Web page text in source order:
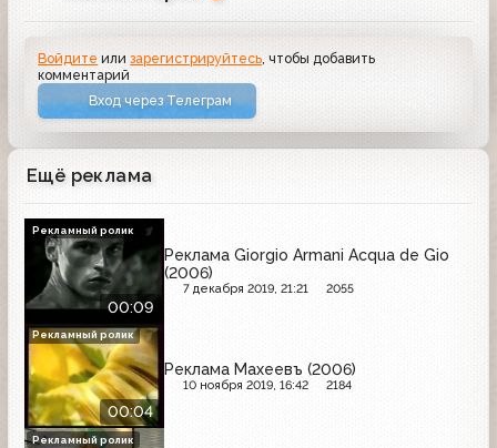
Войдите илизарегистрируйтесь , чтобы добавить
комментарий
Вход через Телеграм
Ещё реклама
00:09
Реклама Giorgio Armani Acqua de Gio
(2006)
7 декабря 2019, 21:21 2055
Рекламный ролик
00:04
Реклама Махеевъ (2006)
10 ноября 2019, 16:42 2184
Рекламный ролик
Рекламный ролик